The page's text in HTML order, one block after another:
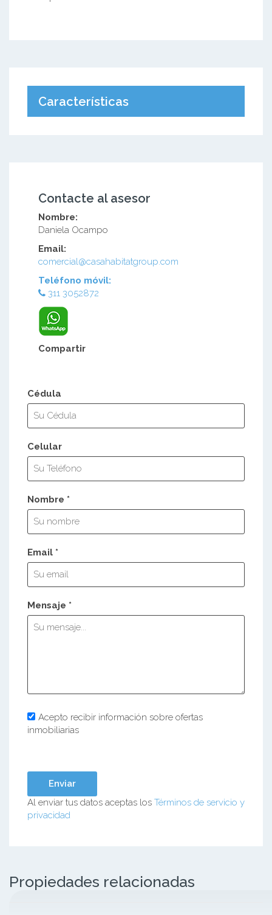
Características
Contacte al asesor
Nombre:
Daniela Ocampo
Email:
comercial@casahabitatgroup.com
Teléfono móvil:
311 3052872
Compartir
Cédula
Celular
Nombre *
Email *
Mensaje *
Acepto recibir información sobre ofertas
inmobiliarias
Al enviar tus datos aceptas los Términos de servicio y
privacidad
Propiedades relacionadas